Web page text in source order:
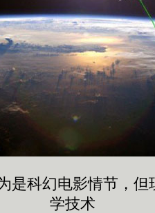
是科幻电影情节，但
学技术